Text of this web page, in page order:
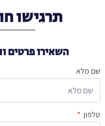
תרגישו
השאירו פרטים
שם מלא
טלפון